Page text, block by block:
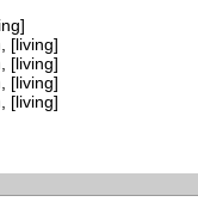
[living]
[living]
[living]
[living]